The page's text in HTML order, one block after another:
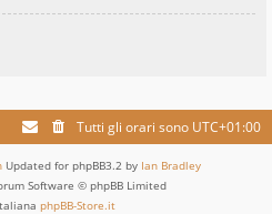
Tutti gli orari sono UTC+01:00
Updated for phpBB3.2 by Ian Bradley
Software © phpBB Limited
phpBB-Store.it